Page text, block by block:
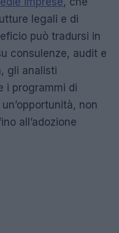
legali e di
può tradursi in
consulenze, audit e
gli analisti
i programmi di
non
all’adozione